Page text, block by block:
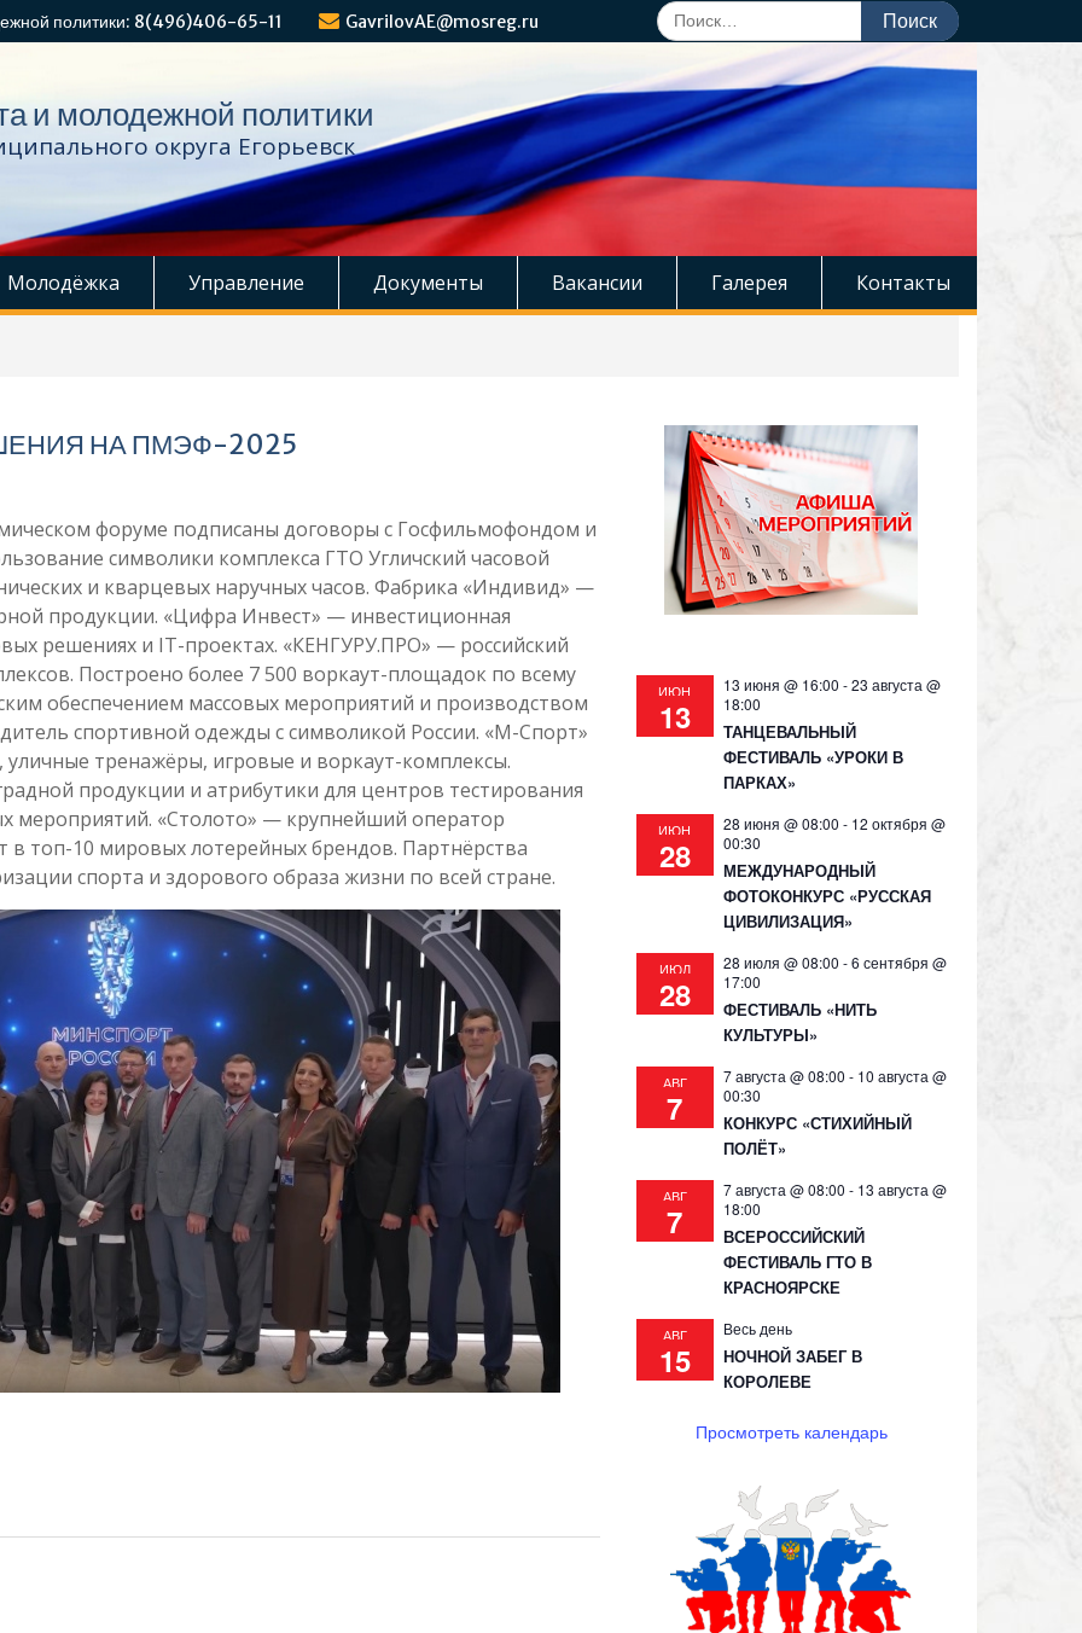
политики: 8(496)406-65-11 GavrilovAE@mosreg.ru
Поиск
по:
и молодежной политики
округа Егорьевск
Молодёжка Управление Документы Вакансии Галерея Контакты
НА ПМЭФ-2025
форуме подписаны договоры с Госфильмофондом и
символики комплекса ГТО Угличский часовой
и кварцевых наручных часов. Фабрика «Индивид» —
продукции. «Цифра Инвест» — инвестиционная
решениях и IT-проектах. «КЕНГУРУ.ПРО» — российский
Построено более 7 500 воркаут-площадок по всему
обеспечением массовых мероприятий и производством
спортивной одежды с символикой России. «М-Спорт»
тренажёры, игровые и воркаут-комплексы.
продукции и атрибутики для центров тестирования
мероприятий. «Столото» — крупнейший оператор
в топ-10 мировых лотерейных брендов. Партнёрства
спорта и здорового образа жизни по всей стране.
ИЮН
13
13 июня @ 16:00 -23 августа @
18:00
ТАНЦЕВАЛЬНЫЙ
ФЕСТИВАЛЬ «УРОКИ В
ПАРКАХ»
ИЮН
28
28 июня @ 08:00 - 12 октября @
00:30
МЕЖДУНАРОДНЫЙ
ФОТОКОНКУРС «РУССКАЯ
ЦИВИЛИЗАЦИЯ»
ИЮЛ
28
28 июля @ 08:00 -6 сентября @
17:00
ФЕСТИВАЛЬ «НИТЬ
КУЛЬТУРЫ»
АВГ
7
7 августа @ 08:00 - 10 августа @
00:30
КОНКУРС «СТИХИЙНЫЙ
ПОЛЁТ»
АВГ
7
7 августа @ 08:00 - 13 августа @
18:00
ВСЕРОССИЙСКИЙ
ФЕСТИВАЛЬ ГТО В
КРАСНОЯРСКЕ
АВГ
15
Весь день
НОЧНОЙ ЗАБЕГ В
КОРОЛЕВЕ
Просмотреть календарь